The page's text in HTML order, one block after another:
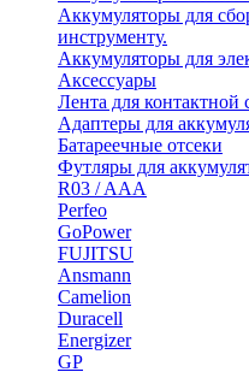
Аккумуляторы для
инструменту.
Аккумуляторы для
Аксессуары
Лента для контактной
Адаптеры для
Батареечные отсеки
Футляры для
R03 / AAA
Perfeo
GoPower
FUJITSU
Ansmann
Camelion
Duracell
Energizer
GP